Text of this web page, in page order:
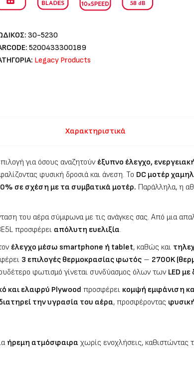
30-5230
5200433300189
Legacy Products
Χαρακτηριστικά
για όσους αναζητούν έξυπνο έλεγχο,
φυσική δροσιά και άνεση. Το DC μοτέρ
σε σχέση με τα συμβατικά μοτέρ. Παράλληλα, η
του αέρα σύμφωνα με τις ανάγκες σας. Από μια
προσφέρει απόλυτη ευελιξία.
έλεγχο μέσω smartphone ή tablet, καθώς και
3 επιλογές θερμοκρασίας φωτός – 2700K
φωτισμό γίνεται συνδύασμος όλων των LED
και ελαφρύ Plywood προσφέρει κομψή εμφάνιση
την υγρασία του αέρα, προσφέροντας
ήρεμη ατμόσφαιρα χωρίς ενοχλήσεις, καθιστώντας